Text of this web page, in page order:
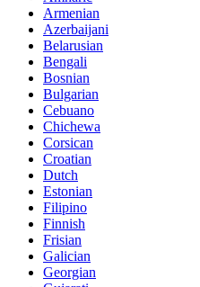
Armenian
Azerbaijani
Belarusian
Bengali
Bosnian
Bulgarian
Cebuano
Chichewa
Corsican
Croatian
Dutch
Estonian
Filipino
Finnish
Frisian
Galician
Georgian